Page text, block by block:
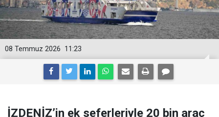
11:23
08 Temmuz 2026
İZDENİZ’in ek seferleriyle 20 bin araç